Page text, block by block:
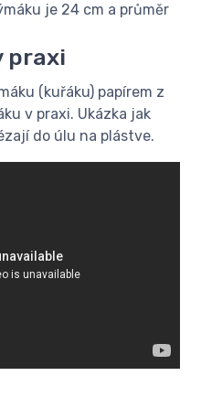
je 24 cm a průměr
praxi
(kuřáku) papírem z
v praxi. Ukázka jak
do úlu na plástve.